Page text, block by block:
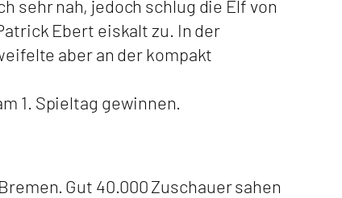
sehr nah, jedoch schlug die Elf von
Ebert eiskalt zu. In der
aber an der kompakt
1. Spieltag gewinnen.
Gut 40.000 Zuschauer sahen